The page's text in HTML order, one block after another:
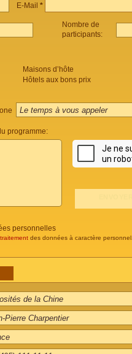
E-Mail *
Nombre de
participants:
Maisons d’hôte
Hôtels aux bons prix
programme:
personnelles
des données à caractère personnel.